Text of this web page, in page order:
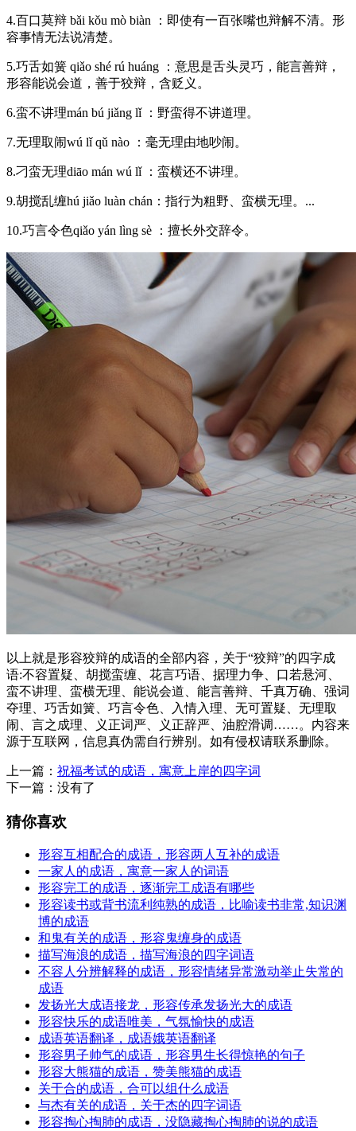
4.百口莫辩 bǎi kǒu mò biàn ：即使有一百张嘴也辩解不清。形
容事情无法说清楚。
5.巧舌如簧 qiǎo shé rú huáng ：意思是舌头灵巧，能言善辩，
形容能说会道，善于狡辩，含贬义。
6.蛮不讲理mán bú jiǎng lǐ ：野蛮得不讲道理。
7.无理取闹wú lǐ qǔ nào ：毫无理由地吵闹。
8.刁蛮无理diāo mán wú lǐ ：蛮横还不讲理。
9.胡搅乱缠hú jiǎo luàn chán：指行为粗野、蛮横无理。...
10.巧言令色qiǎo yán lìng sè ：擅长外交辞令。
以上就是形容狡辩的成语的全部内容，关于“狡辩”的四字成
语:不容置疑、胡搅蛮缠、花言巧语、据理力争、口若悬河、
蛮不讲理、蛮横无理、能说会道、能言善辩、千真万确、强词
夺理、巧舌如簧、巧言令色、入情入理、无可置疑、无理取
闹、言之成理、义正词严、义正辞严、油腔滑调……。内容来
源于互联网，信息真伪需自行辨别。如有侵权请联系删除。
上一篇： 祝福考试的成语，寓意上岸的四字词
下一篇： 没有了
猜你喜欢
形容互相配合的成语，形容两人互补的成语
一家人的成语，寓意一家人的词语
形容完工的成语，逐渐完工成语有哪些
形容读书或背书流利纯熟的成语，比喻读书非常,知识渊
博的成语
和鬼有关的成语，形容鬼缠身的成语
描写海浪的成语，描写海浪的四字词语
不容人分辨解释的成语，形容情绪异常激动举止失常的
成语
发扬光大成语接龙，形容传承发扬光大的成语
形容快乐的成语唯美，气氛愉快的成语
成语英语翻译，成语娥英语翻译
形容男子帅气的成语，形容男生长得惊艳的句子
形容大熊猫的成语，赞美熊猫的成语
关于合的成语，合可以组什么成语
与杰有关的成语，关于杰的四字词语
形容掏心掏肺的成语，没隐藏掏心掏肺的说的成语